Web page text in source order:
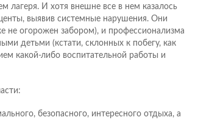
лагеря. И хотя внешне все в нем казалось
выявив системные нарушения. Они
не огорожен забором), и профессионализма
детьми (кстати, склонных к побегу, как
какой-либо воспитательной работы и
безопасного, интересного отдыха, а